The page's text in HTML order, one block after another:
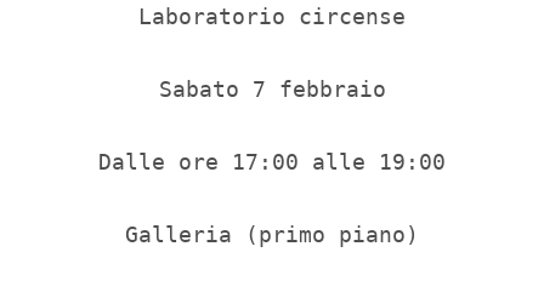
Laboratorio circense
Sabato 7 febbraio
Dalle ore 17:00 alle 19:00
Galleria (primo piano)